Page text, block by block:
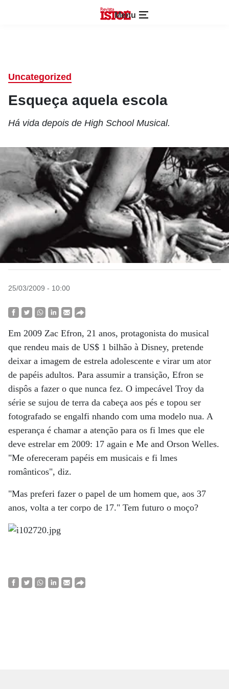
Menu
Uncategorized
Esqueça aquela escola
Há vida depois de High School Musical.
25/03/2009 - 10:00
Em 2009 Zac Efron, 21 anos, protagonista do musical
que rendeu mais de US$ 1 bilhão à Disney, pretende
deixar a imagem de estrela adolescente e virar um ator
de papéis adultos. Para assumir a transição, Efron se
dispôs a fazer o que nunca fez. O impecável Troy da
série se sujou de terra da cabeça aos pés e topou ser
fotografado se engalfi nhando com uma modelo nua. A
esperança é chamar a atenção para os fi lmes que ele
deve estrelar em 2009: 17 again e Me and Orson Welles.
"Me ofereceram papéis em musicais e fi lmes
românticos", diz.
"Mas preferi fazer o papel de um homem que, aos 37
anos, volta a ter corpo de 17." Tem futuro o moço?